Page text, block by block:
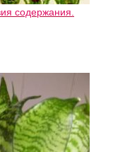
содержания.